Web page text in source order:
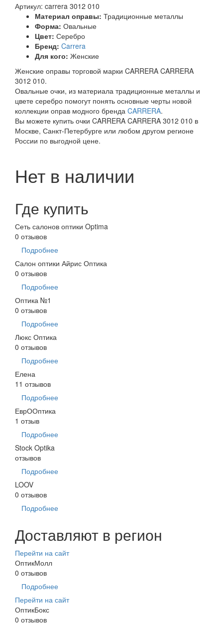
Артикул: carrera 3012 010
Материал оправы: Традиционные металлы
Форма: Овальные
Цвет: Серебро
Бренд: Carrera
Для кого: Женские
Женские оправы торговой марки CARRERA CARRERA
3012 010.
Овальные очки, из материала традиционные металлы и
цвете серебро помогут понять основные черты новой
коллекции оправ модного бренда CARRERA.
Вы можете купить очки CARRERA CARRERA 3012 010 в
Москве, Санкт-Петербурге или любом другом регионе
России по выгодной цене.
Нет в наличии
Где купить
Сеть салонов оптики Optima
0 отзывов
Подробнее
Салон оптики Айрис Оптика
0 отзывов
Подробнее
Оптика №1
0 отзывов
Подробнее
Люкс Оптика
0 отзывов
Подробнее
Елена
11 отзывов
Подробнее
ЕврООптика
1 отзыв
Подробнее
Stock Optika
отзывов
Подробнее
LOOV
0 отзывов
Подробнее
Доставляют в регион
Перейти на сайт
ОптикМолл
0 отзывов
Подробнее
Перейти на сайт
ОптикБокс
0 отзывов